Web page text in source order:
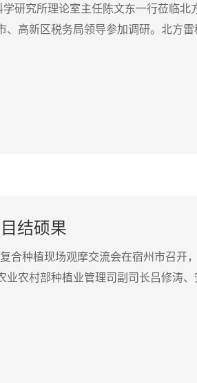
研究所理论室主任陈文东一行莅临
、高新区税务局领导参加调研。北方
结硕果
合种植现场观摩交流会在宿州市召开
业农村部种植业管理司副司长吕修涛